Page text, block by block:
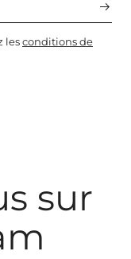
lesconditions de
sur